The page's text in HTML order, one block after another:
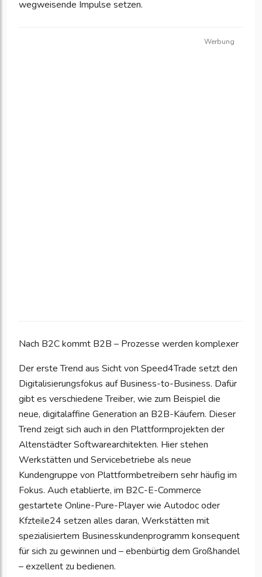
wegweisende Impulse setzen.
Werbung
Nach B2C kommt B2B – Prozesse werden komplexer
Der erste Trend aus Sicht von Speed4Trade setzt den
Digitalisierungsfokus auf Business-to-Business. Dafür
gibt es verschiedene Treiber, wie zum Beispiel die
neue, digitalaffine Generation an B2B-Käufern. Dieser
Trend zeigt sich auch in den Plattformprojekten der
Altenstädter Softwarearchitekten. Hier stehen
Werkstätten und Servicebetriebe als neue
Kundengruppe von Plattformbetreibern sehr häufig im
Fokus. Auch etablierte, im B2C-E-Commerce
gestartete Online-Pure-Player wie Autodoc oder
Kfzteile24 setzen alles daran, Werkstätten mit
spezialisiertem Businesskundenprogramm konsequent
für sich zu gewinnen und – ebenbürtig dem Großhandel
– exzellent zu bedienen.